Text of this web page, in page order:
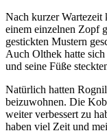
Nach kurzer Wartezeit
einem einzelnen Zopf
gestickten Mustern
Auch Olthek hatte
und seine Füße
Natürlich hatten
beizuwohnen. Die
weiter verbessert zu
haben viel Zeit und